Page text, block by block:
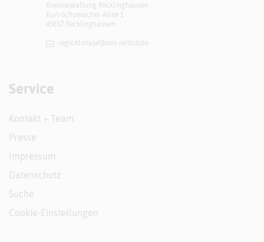
Kreisverwaltung Recklinghausen
Kurt-Schumacher-Allee 1
45657 Recklinghausen
regioklima[at]​kreis-re(dot)de
Service
Kontakt + Team
Presse
Impressum
Datenschutz
Suche
Cookie-Einstellungen